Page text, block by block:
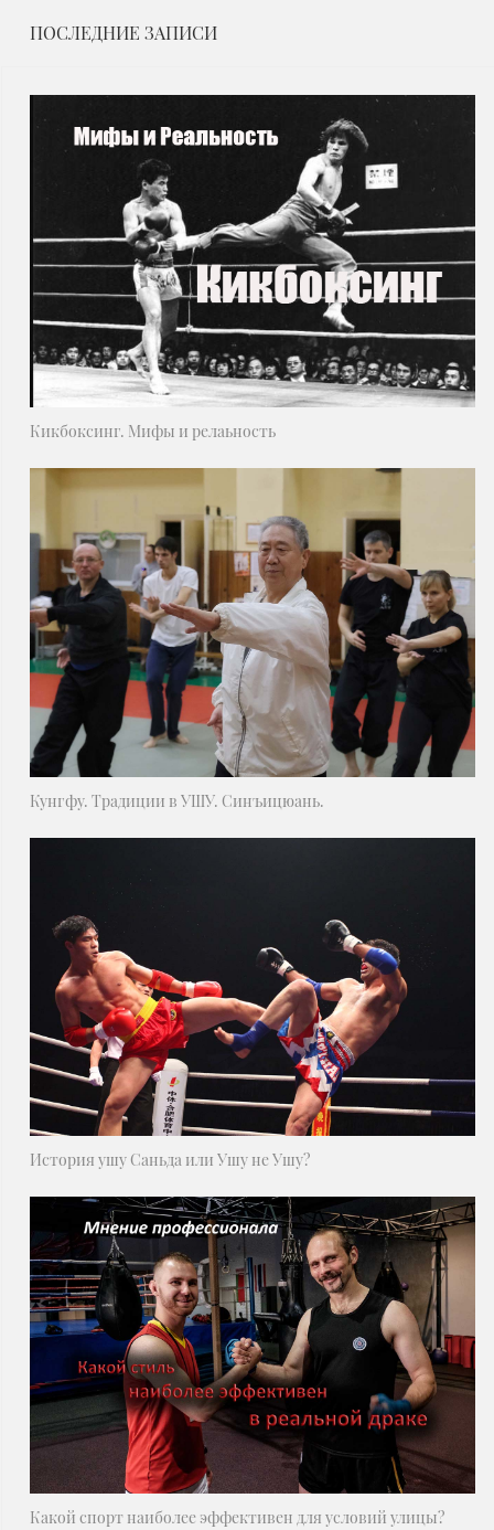
ПОСЛЕДНИЕ ЗАПИСИ
Кикбоксинг. Мифы и релаьность
Кунгфу. Традиции в УШУ. Синъицюань.
История ушу Саньда или Ушу не Ушу?
Какой спорт наиболее эффективен для условий улицы?